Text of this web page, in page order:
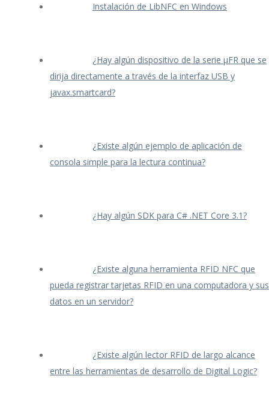
Instalación de LibNFC en Windows
¿Hay algún dispositivo de la serie μFR que se
dirija directamente a través de la interfaz USB y
javax.smartcard?
¿Existe algún ejemplo de aplicación de
consola simple para la lectura continua?
¿Hay algún SDK para C# .NET Core 3.1?
¿Existe alguna herramienta RFID NFC que
pueda registrar tarjetas RFID en una computadora y sus
datos en un servidor?
¿Existe algún lector RFID de largo alcance
entre las herramientas de desarrollo de Digital Logic?